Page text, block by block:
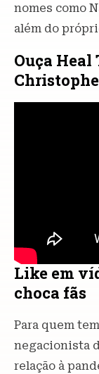
nomes como
além do
Ouça Heal
Like em
choca fãs
Para quem
negacionista
relação à